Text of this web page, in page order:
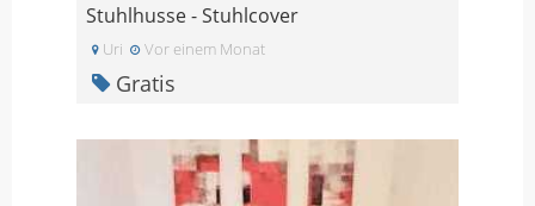
Stuhlhusse - Stuhlcover
Uri Vor einem Monat
Gratis